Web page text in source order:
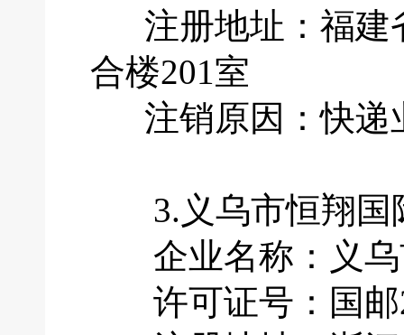
注册地址：福建
合楼201室
注销原因：快递
3.义乌市恒翔国
企业名称：义乌
许可证号：国邮